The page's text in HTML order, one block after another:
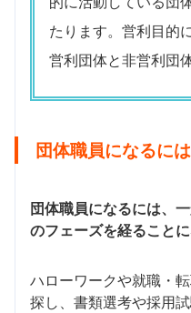
たります。営利目的
営利団体と非営利団
団体職員になるに
団体職員になるには、
のフェーズを経ることに
ハローワークや就職・
探し、書類選考や採用